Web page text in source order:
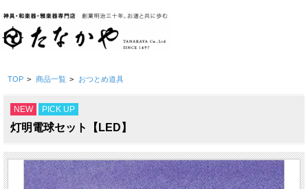
TOP > 商品一覧 > おつとめ道具
NEW PICK UP
灯明電球セット【LED】